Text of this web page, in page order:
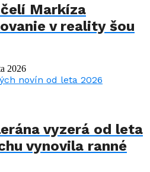
Markíza
v reality šou
2026
vyzerá od leta
vynovila ranné